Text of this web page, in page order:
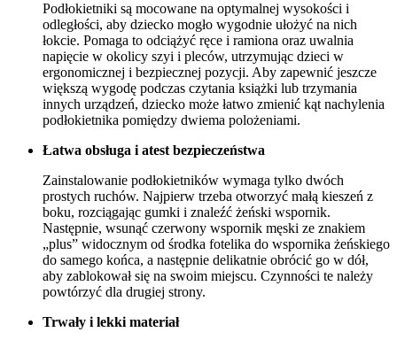
Podłokietniki są mocowane na optymalnej wysokości i
odległości, aby dziecko mogło wygodnie ułożyć na nich
łokcie. Pomaga to odciążyć ręce i ramiona oraz uwalnia
napięcie w okolicy szyi i pleców, utrzymując dzieci w
ergonomicznej i bezpiecznej pozycji. Aby zapewnić jeszcze
większą wygodę podczas czytania książki lub trzymania
innych urządzeń, dziecko może łatwo zmienić kąt nachylenia
podłokietnika pomiędzy dwiema polożeniami.
Łatwa obsługa i atest bezpieczeństwa
Zainstalowanie podłokietników wymaga tylko dwóch
prostych ruchów. Najpierw trzeba otworzyć małą kieszeń z
boku, rozciągając gumki i znaleźć żeński wspornik.
Następnie, wsunąć czerwony wspornik męski ze znakiem
„plus” widocznym od środka fotelika do wspornika żeńskiego
do samego końca, a następnie delikatnie obrócić go w dół,
aby zablokował się na swoim miejscu. Czynności te należy
powtórzyć dla drugiej strony.
Trwały i lekki materiał